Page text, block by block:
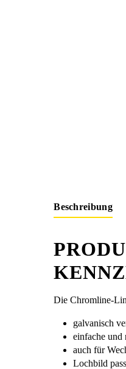
Beschreibung
Die Chromline-
galvanisch
einfache und
auch für
Lochbild